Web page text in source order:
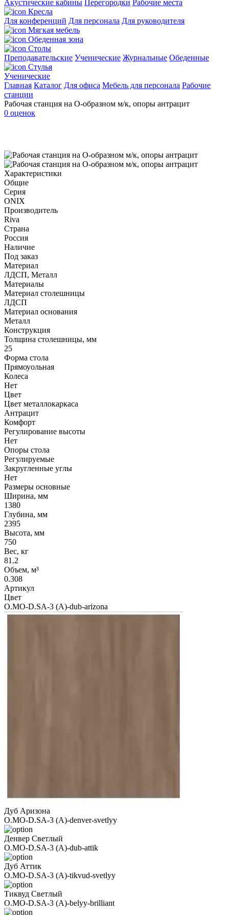
Акустические кабины Перегородки Рабочие места
Кресла
Для конференций Для персонала Для руководителя
Мягкая мебель
Обеденная зона
Столы
Преподавательские Ученические Журнальные Обеденные
Стулья
Ученические
Главная Каталог Для офиса Мебель для персонала Рабочие
станции
Рабочая станция на О-образном м/к, опоры антрацит
0 оценок
Характеристики
Общие
Серия
ONIX
Производитель
Riva
Страна
Россия
Наличие
Под заказ
Материал
ЛДСП, Металл
Материалы
Материал столешницы
ЛДСП
Материал основания
Металл
Конструкция
Толщина столешницы, мм
25
Форма стола
Прямоуольная
Колеса
Нет
Цвет
Цвет металлокаркаса
Антрацит
Комфорт
Регулирование высоты
Нет
Опоры стола
Регулируемые
Закругленные углы
Нет
Размеры основные
Ширина, мм
1380
Глубина, мм
2395
Высота, мм
750
Вес, кг
81.2
Объем, м³
0.308
Артикул
Цвет
O.MO-D.SA-3 (A)-dub-arizona
Дуб Аризона
O.MO-D.SA-3 (A)-denver-svetlyy
Денвер Светлый
O.MO-D.SA-3 (A)-dub-attik
Дуб Аттик
O.MO-D.SA-3 (A)-tikvud-svetlyy
Тиквуд Светлый
O.MO-D.SA-3 (A)-belyy-brilliant